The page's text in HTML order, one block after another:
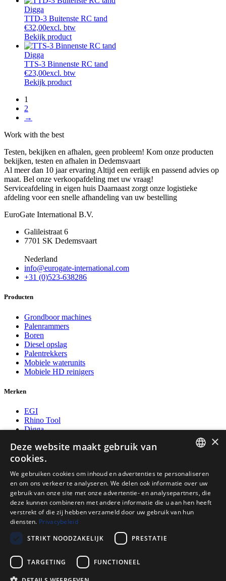
Digga
TTD-3 Buitenste RC tand
€32,00excl. btw
Bekijk product
Digga
TTS-3 Binnenste RC tand
€23,00excl. btw
Bekijk product
1
2
→
Work with the best
Testen, bekijken en afhalen, geen probleem! Kom onze producten
bekijken, testen en afhalen in Dedemsvaart
Al meer dan 10 jaar ervaring Altijd een eerlijk en passend advies op
maat. Bel onze verkoopafdeling met uw vraag!
Serviceafdeling in eigen huis Daarnaast zorgt onze logistieke
afdeling voor een snelle afhandeling van uw bestelling
EuroGate International B.V.
Galileistraat 6
7701 SK Dedemsvaart
Nederland
info@eurogate-international.com
+31 (0)523-638286
Producten
Grondboor machines
Palenrammers
Boren
Diesel opslag
Palentrekkers
Mobiele waterunits
Mobiele HD reinigers
Merken
EGI
Rhino Tool
Digga
General Equipment
Postmaster
Betaalwijzen
Volg ons op
ENGLISH
POLISH
×
Deze website maakt gebruik van
cookies.
We gebruiken cookies om inhoud en advertenties te personaliseren
en om ons verkeer te analyseren. We delen ook informatie over uw
gebruik van onze site met onze advertentie- en analysepartners, die
deze kunnen combineren met andere informatie die u aan hen heeft
verstrekt of die zij hebben verzameld door uw gebruik van hun
diensten. Privacybeleid
STRIKT NOODZAKELIJK
PRESTATIE
TARGETING FUNCTIONEEL